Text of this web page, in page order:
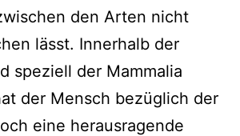
den Arten nicht
lässt. Innerhalb der
speziell der Mammalia
der Mensch bezüglich der
eine herausragende